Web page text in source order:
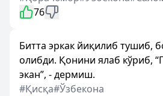
76
Битта эркак йиқилиб тушиб,
олибди. Қонини ялаб кўриб,
экан”, - дермиш.
#Қисқа#Ўзбекона